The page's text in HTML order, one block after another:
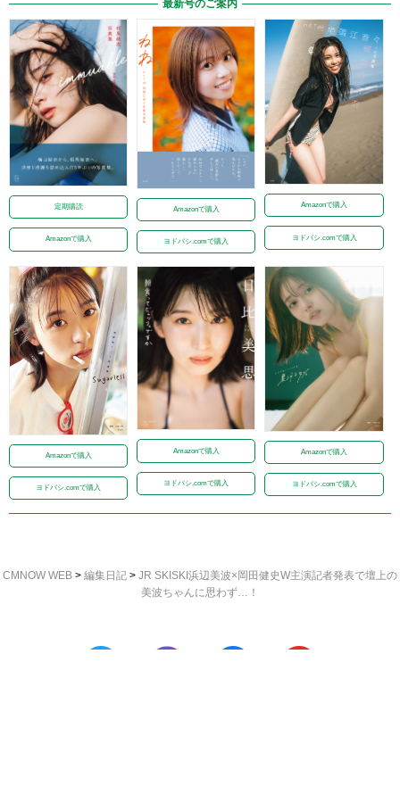
最新号のご案内
定期購読
Amazonで購入
Amazonで購入
ヨドバシ.comで購入
Amazonで購入
ヨドバシ.comで購入
Amazonで購入
ヨドバシ.comで購入
Amazonで購入
ヨドバシ.comで購入
Amazonで購入
ヨドバシ.comで購入
CMNOW WEB > 編集日記 > JR SKISKI浜辺美波×岡田健史W主演記者発表で壇上の
美波ちゃんに思わず…！